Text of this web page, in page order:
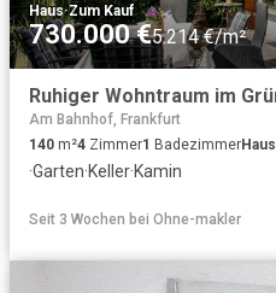
Haus·Zum Kauf
730.000 €5.214 €/m²
Am Bahnhof, Frankfurt
140 m²4 Zimmer1 BadezimmerHaus
·Garten·Keller·Kamin
Seit 3 Wochen bei Ohne-makler